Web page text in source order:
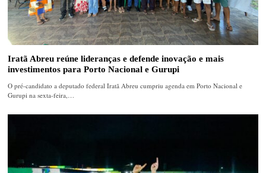
Iratã Abreu reúne lideranças e defende inovação e mais
investimentos para Porto Nacional e Gurupi
O pré-candidato a deputado federal Iratã Abreu cumpriu agenda em Porto Nacional e
Gurupi na sexta-feira,…